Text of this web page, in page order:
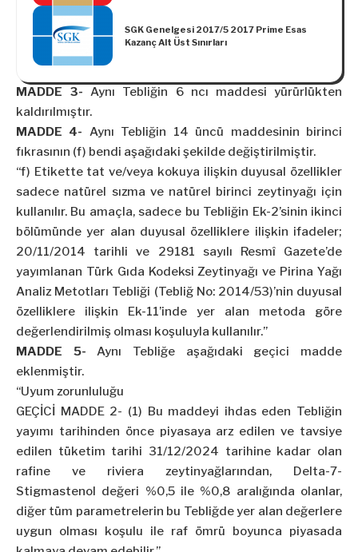
SGK Genelgesi 2017/5 2017 Prime Esas
Kazanç Alt Üst Sınırları
MADDE 3-Aynı Tebliğin 6 ncı maddesi yürürlükten
kaldırılmıştır.
MADDE 4- Aynı Tebliğin 14 üncü maddesinin birinci
fıkrasının (f) bendi aşağıdaki şekilde değiştirilmiştir.
“f) Etikette tat ve/veya kokuya ilişkin duyusal özellikler
sadece natürel sızma ve natürel birinci zeytinyağı için
kullanılır. Bu amaçla, sadece bu Tebliğin Ek-2’sinin ikinci
bölümünde yer alan duyusal özelliklere ilişkin ifadeler;
20/11/2014 tarihli ve 29181 sayılı Resmî Gazete’de
yayımlanan Türk Gıda Kodeksi Zeytinyağı ve Pirina Yağı
Analiz Metotları Tebliği (Tebliğ No: 2014/53)’nin duyusal
özelliklere ilişkin Ek-11’inde yer alan metoda göre
değerlendirilmiş olması koşuluyla kullanılır.”
MADDE 5-Aynı Tebliğe aşağıdaki geçici madde
eklenmiştir.
“Uyum zorunluluğu
GEÇİCİ MADDE 2- (1) Bu maddeyi ihdas eden Tebliğin
yayımı tarihinden önce piyasaya arz edilen ve tavsiye
edilen tüketim tarihi 31/12/2024 tarihine kadar olan
rafine ve riviera zeytinyağlarından, Delta-7-
Stigmastenol değeri %0,5 ile %0,8 aralığında olanlar,
diğer tüm parametrelerin bu Tebliğde yer alan değerlere
uygun olması koşulu ile raf ömrü boyunca piyasada